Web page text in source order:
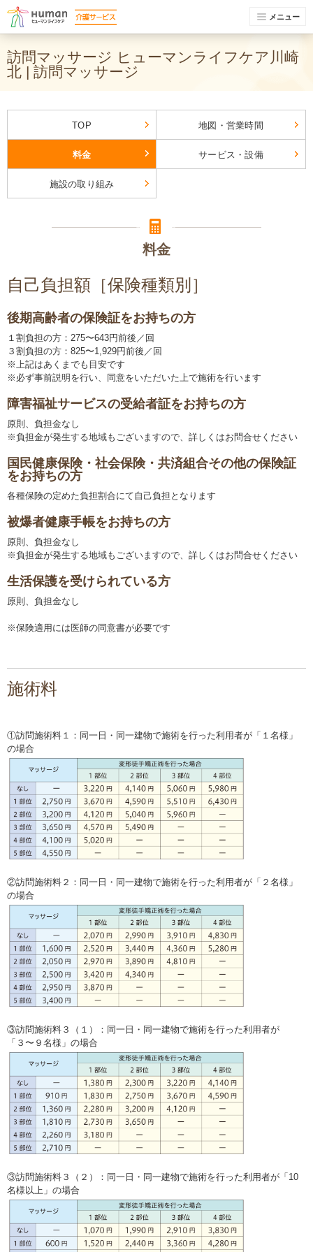
メニュー
訪問マッサージ ヒューマンライフケア川崎
北 | 訪問マッサージ
TOP 地図・営業時間
料金 サービス・設備
施設の取り組み
料金
自己負担額［保険種類別］
後期高齢者の保険証をお持ちの方
１割負担の方：275〜643円前後／回
３割負担の方：825〜1,929円前後／回
※上記はあくまでも目安です
※必ず事前説明を行い、同意をいただいた上で施術を行います
障害福祉サービスの受給者証をお持ちの方
原則、負担金なし
※負担金が発生する地域もございますので、詳しくはお問合せください
国民健康保険・社会保険・共済組合その他の保険証
をお持ちの方
各種保険の定めた負担割合にて自己負担となります
被爆者健康手帳をお持ちの方
原則、負担金なし
※負担金が発生する地域もございますので、詳しくはお問合せください
生活保護を受けられている方
原則、負担金なし
※保険適用には医師の同意書が必要です
施術料
①訪問施術料１：同一日・同一建物で施術を行った利用者が「１名様」
の場合
②訪問施術料２：同一日・同一建物で施術を行った利用者が「２名様」
の場合
③訪問施術料３（１）：同一日・同一建物で施術を行った利用者が
「３〜９名様」の場合
③訪問施術料３（２）：同一日・同一建物で施術を行った利用者が「10
名様以上」の場合